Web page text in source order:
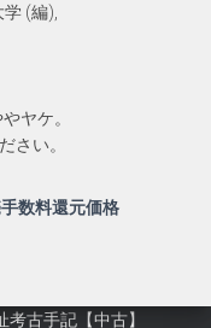
(編),
ヤケ。
さい。
数料還元価格
古手記【中古】